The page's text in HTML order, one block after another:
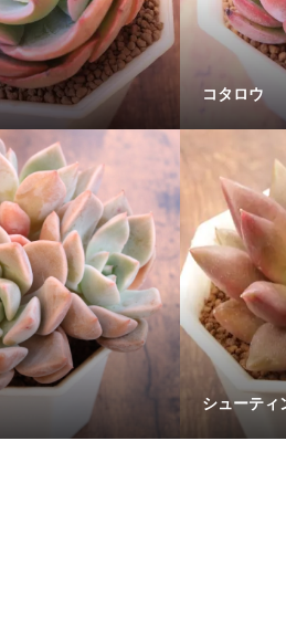
コタロウ
シューティ